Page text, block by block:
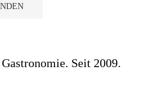
Seit 2009.